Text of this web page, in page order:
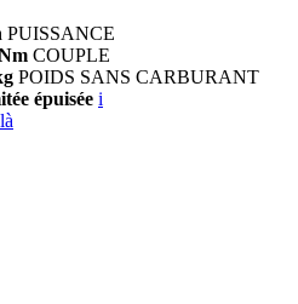
PUISSANCE
COUPLE
POIDS SANS CARBURANT
épuisée i